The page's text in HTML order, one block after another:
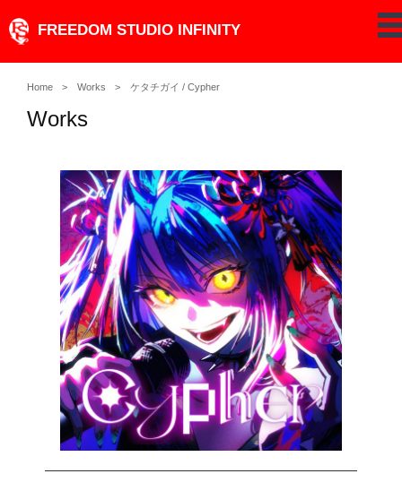
to
FREEDOM STUDIO INFINITY
Home Works ケタチガイ / Cypher
Works